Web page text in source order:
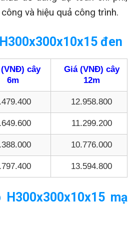
và hiệu quả công trình.
đen
cây
6m
Giá (VNĐ) cây
12m
12.958.800
11.299.200
10.776.000
13.594.800
H300x300x10x15 mạ